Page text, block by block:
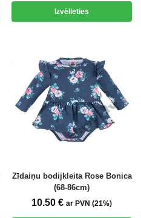
Izvēlieties
Zīdaiņu bodijkleita Rose Bonica
(68-86cm)
10.50 € ar PVN (21%)